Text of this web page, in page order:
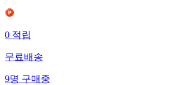
0 적립
무료배송
9명 구매중